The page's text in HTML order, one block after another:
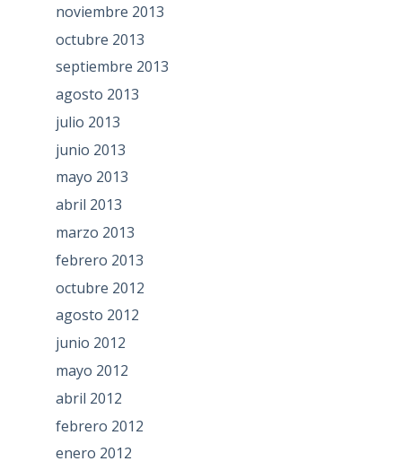
noviembre 2013
octubre 2013
septiembre 2013
agosto 2013
julio 2013
junio 2013
mayo 2013
abril 2013
marzo 2013
febrero 2013
octubre 2012
agosto 2012
junio 2012
mayo 2012
abril 2012
febrero 2012
enero 2012